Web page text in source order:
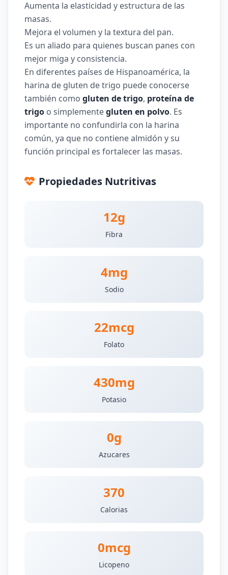
Aumenta la elasticidad y estructura de las
masas.
Mejora el volumen y la textura del pan.
Es un aliado para quienes buscan panes con
mejor miga y consistencia.
En diferentes países de Hispanoamérica, la
harina de gluten de trigo puede conocerse
también como gluten de trigo, proteína de
trigo o simplementegluten en polvo. Es
importante no confundirla con la harina
común, ya que no contiene almidón y su
función principal es fortalecer las masas.
Propiedades Nutritivas
12g
Fibra
4mg
Sodio
22mcg
Folato
430mg
Potasio
0g
Azucares
370
Calorias
0mcg
Licopeno